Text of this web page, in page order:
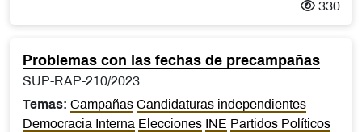
330
Problemas con las fechas de precampañas
SUP-RAP-210/2023
Temas: Campañas Candidaturas independientes
Democracia Interna Elecciones INE Partidos Políticos